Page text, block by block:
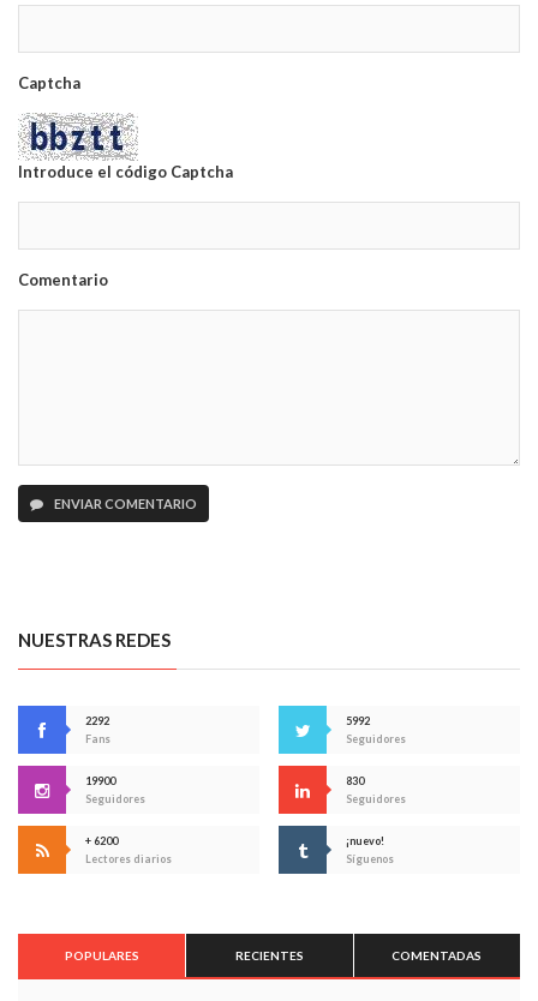
Captcha
Introduce el código Captcha
Comentario
ENVIAR COMENTARIO
NUESTRAS REDES
2292
Fans
5992
Seguidores
19900
Seguidores
830
Seguidores
+ 6200
Lectores diarios
¡nuevo!
Síguenos
POPULARES RECIENTES COMENTADAS